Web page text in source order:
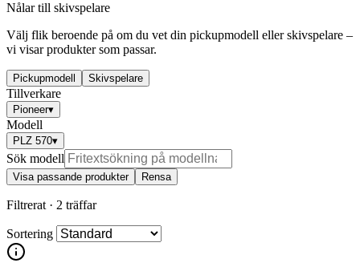
Nålar till skivspelare
Välj flik beroende på om du vet din pickupmodell eller skivspelare –
vi visar produkter som passar.
Pickupmodell Skivspelare
Tillverkare
Pioneer▾
Modell
PLZ 570▾
Sök modell
Visa passande produkter Rensa
Filtrerat · 2 träffar
Sortering